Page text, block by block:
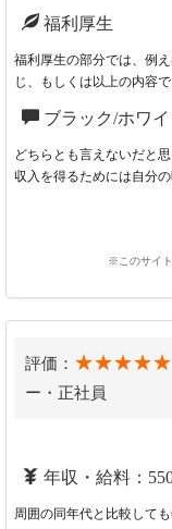
福利厚生
福利厚生の部分では、例
じ、もしくは以上の内容
ブラック/ホワイ
どちらとも言えないだと
収入を得るためには自分
※このサイ
評価： ★★★★★
ー・正社員
年収・給料：
周囲の同年代と比較して